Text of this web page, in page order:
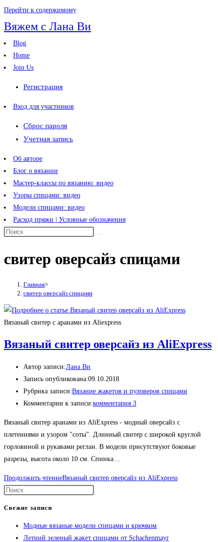
Перейти к содержимому
Вяжем с Лана Ви
Blog
Home
Join Us
Регистрация
Вход для участников
Сброс пароля
Учетная запись
Об авторе
Блог о вязании
Мастер-классы по вязанию: видео
Узоры спицами: видео
Модели спицами: видео
Расход пряжи | Условные обозначения
свитер оверсайз спицами
Главная>
свитер оверсайз спицами
Вязаный свитер с аранами из Aliexpress
Вязаный свитер оверсайз из AliExpress
Автор записи:Лана Ви
Запись опубликована:09.10.2018
Рубрика записи:Вязание жакетов и пуловеров спицами
Комментарии к записи:комментария 3
Вязаный свитер аранами из AliExpress - модный оверсайз с
плетениями и узором "соты". Длинный свитер с широкой круглой
горловиной и рукавами реглан. В модели присутствуют боковые
разрезы, высота около 10 см. Спинка…
Продолжить чтениеВязаный свитер оверсайз из AliExpress
Свежие записи
Модные вязаные модели спицами и крючком
Летний зеленый жакет спицами от Schachenmayr